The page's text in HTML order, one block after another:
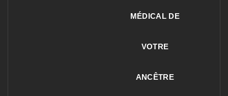
MÉDICAL DE
VOTRE
ANCÊTRE